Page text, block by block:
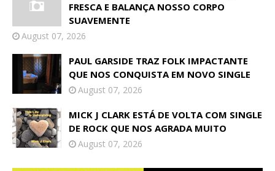
FRESCA E BALANÇA NOSSO CORPO
SUAVEMENTE
August 07, 2026
PAUL GARSIDE TRAZ FOLK IMPACTANTE
QUE NOS CONQUISTA EM NOVO SINGLE
August 07, 2026
MICK J CLARK ESTÁ DE VOLTA COM SINGLE
DE ROCK QUE NOS AGRADA MUITO
August 07, 2026